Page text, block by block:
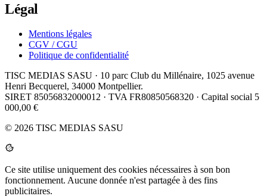
Légal
Mentions légales
CGV / CGU
Politique de confidentialité
TISC MEDIAS SASU · 10 parc Club du Millénaire, 1025 avenue
Henri Becquerel, 34000 Montpellier.
SIRET 85056832000012 · TVA FR80850568320 · Capital social 5
000,00 €
© 2026 TISC MEDIAS SASU
Ce site utilise uniquement des cookies nécessaires à son bon
fonctionnement. Aucune donnée n'est partagée à des fins
publicitaires.